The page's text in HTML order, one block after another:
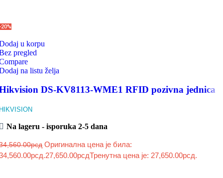
u korpu
pregled
na listu želja
DS-KV8113-WME1 RFID pozivna jednica
Na lageru - isporuka 2-5 dana
рсд Оригинална цена је била:
27,650.00рсдТренутна цена је: 27,650.00рсд.